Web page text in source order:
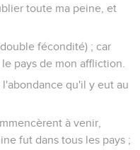
toute ma peine, et
fécondité) ; car
pays de mon affliction.
qu'il y eut au
à venir,
fut dans tous les pays ;